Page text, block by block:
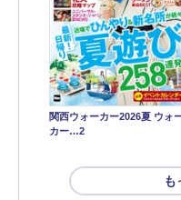
関西ウォーカー2026夏 ウォ
カー…2
も